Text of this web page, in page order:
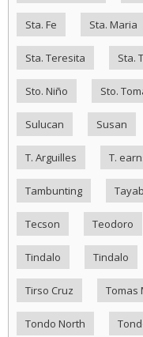
Sta. Fe Sta. Maria
Sta. Teresita Sta.
Sto. Niño Sto.
Sulucan Susan
T. Arguilles T.
Tambunting
Tecson Teodoro
Tindalo Tindalo
Tirso Cruz Tomas
Tondo North